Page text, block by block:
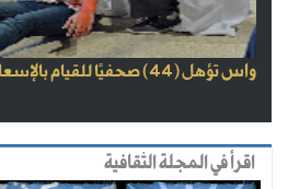
واس تؤهل (44) صحفيًا للقيام بالإسعافات الأول
اقرأ في المجلة الثقافية